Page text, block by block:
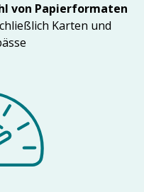
von Papierformaten
Karten und